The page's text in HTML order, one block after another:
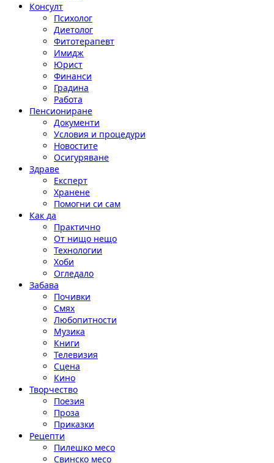
Консулт
Психолог
Диетолог
Фитотерапевт
Имидж
Юрист
Финанси
Градина
Работа
Пенсиониране
Документи
Условия и процедури
Новостите
Осигуряване
Здраве
Експерт
Хранене
Помогни си сам
Как да
Практично
От нищо нещо
Технологии
Хоби
Огледало
Забава
Почивки
Смях
Любопитности
Музика
Книги
Телевизия
Сцена
Кино
Творчество
Поезия
Проза
Приказки
Рецепти
Пилешко месо
Свинско месо